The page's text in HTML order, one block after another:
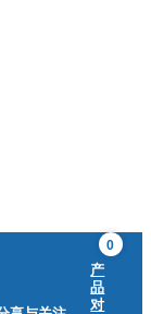
0
产
品
对